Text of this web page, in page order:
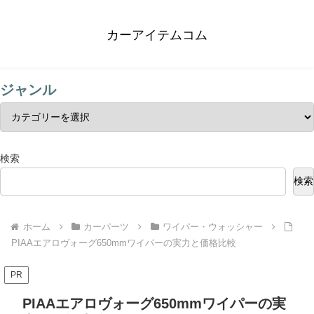
カーアイテムコム
ジャンル
検索
検索
ホーム カーパーツ
ワイパー・ウォッシャー
PIAAエアロヴォーグ650mmワイパーの実力と価格比較
PR
PIAAエアロヴォーグ650mmワイパーの実